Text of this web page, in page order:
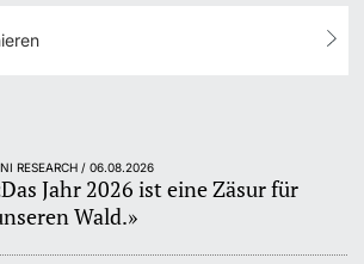
RESEARCH / 06.08.2026
Jahr 2026 ist eine Zäsur für
Wald.»